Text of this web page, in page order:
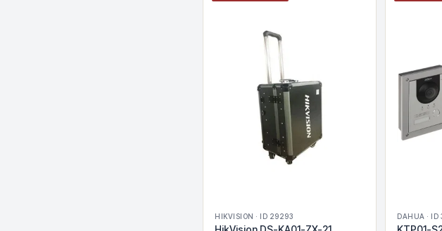
HIKVISION · ID 29293 DAHUA · ID